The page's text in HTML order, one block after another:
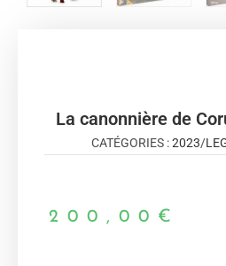
La canonnière de
CATÉGORIES :2023/
200,00 €